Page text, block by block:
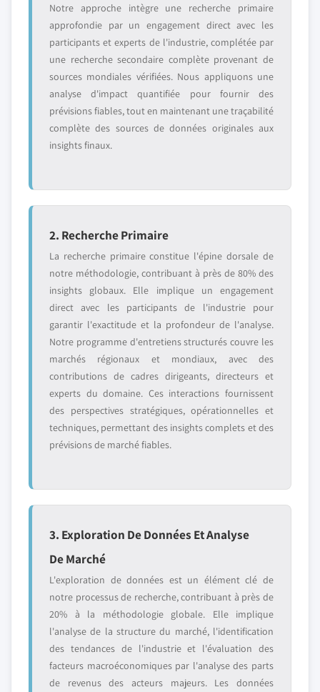
Notre approche intègre une recherche primaire
approfondie par un engagement direct avec les
participants et experts de l'industrie, complétée par
une recherche secondaire complète provenant de
sources mondiales vérifiées. Nous appliquons une
analyse d'impact quantifiée pour fournir des
prévisions fiables, tout en maintenant une traçabilité
complète des sources de données originales aux
insights finaux.
2. Recherche Primaire
La recherche primaire constitue l'épine dorsale de
notre méthodologie, contribuant à près de 80% des
insights globaux. Elle implique un engagement
direct avec les participants de l'industrie pour
garantir l'exactitude et la profondeur de l'analyse.
Notre programme d'entretiens structurés couvre les
marchés régionaux et mondiaux, avec des
contributions de cadres dirigeants, directeurs et
experts du domaine. Ces interactions fournissent
des perspectives stratégiques, opérationnelles et
techniques, permettant des insights complets et des
prévisions de marché fiables.
3. Exploration De Données Et Analyse
De Marché
L'exploration de données est un élément clé de
notre processus de recherche, contribuant à près de
20% à la méthodologie globale. Elle implique
l'analyse de la structure du marché, l'identification
des tendances de l'industrie et l'évaluation des
facteurs macroéconomiques par l'analyse des parts
de revenus des acteurs majeurs. Les données